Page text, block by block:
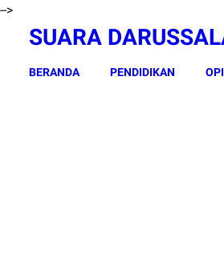
-->
SUARA
BERANDA PENDIDIKAN